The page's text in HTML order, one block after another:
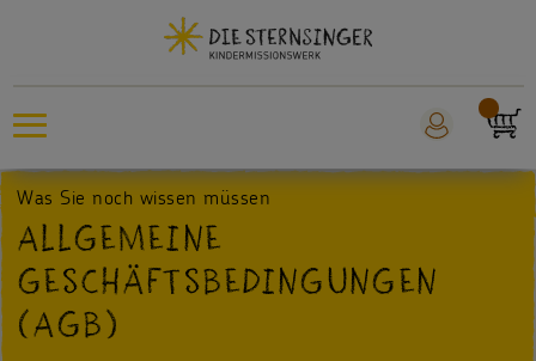
Sternsingeraktion
Sankt Martin
Weltmissionstag der Kinder
Was Sie noch wissen müssen
ALLGEMEINE
GESCHÄFTSBEDINGUNGEN
(AGB)